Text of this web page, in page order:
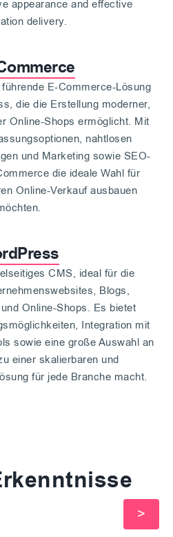
appearance and effective
delivery.
E-Commerce-Lösung
die die Erstellung moderner,
Online-Shops ermöglicht. Mit
nahtlosen
und Marketing sowie SEO-
die ideale Wahl für
Online-Verkauf ausbauen
CMS, ideal für die
Blogs,
Online-Shops. Es bietet
Integration mit
sowie eine große Auswahl an
einer skalierbaren und
für jede Branche macht.